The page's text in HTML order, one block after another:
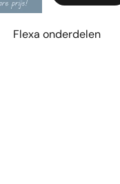
Flexa onderdelen